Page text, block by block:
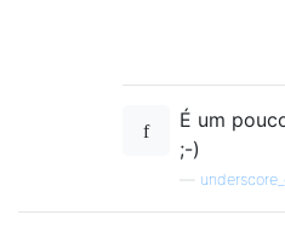
É um
;-)